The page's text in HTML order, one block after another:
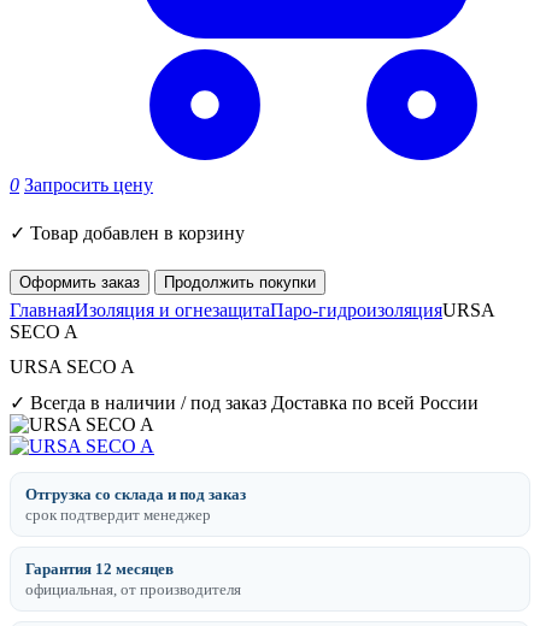
0 Запросить цену
✓ Товар добавлен в корзину
Оформить заказ Продолжить покупки
ГлавнаяИзоляция и огнезащитаПаро-гидроизоляцияURSA
SECO A
URSA SECO A
✓ Всегда в наличии / под заказ Доставка по всей России
Отгрузка со склада и под заказ
срок подтвердит менеджер
Гарантия 12 месяцев
официальная, от производителя